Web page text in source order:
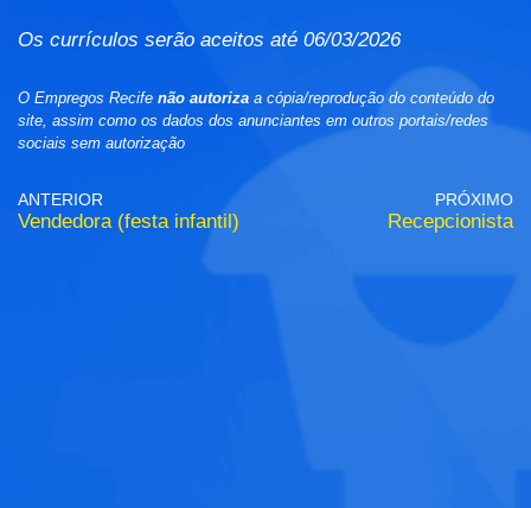
Os currículos serão aceitos até 06/03/2026
O Empregos Recife não autoriza a cópia/reprodução do conteúdo do
site, assim como os dados dos anunciantes em outros portais/redes
sociais sem autorização
ANTERIOR
Vendedora (festa infantil)
PRÓXIMO
Recepcionista